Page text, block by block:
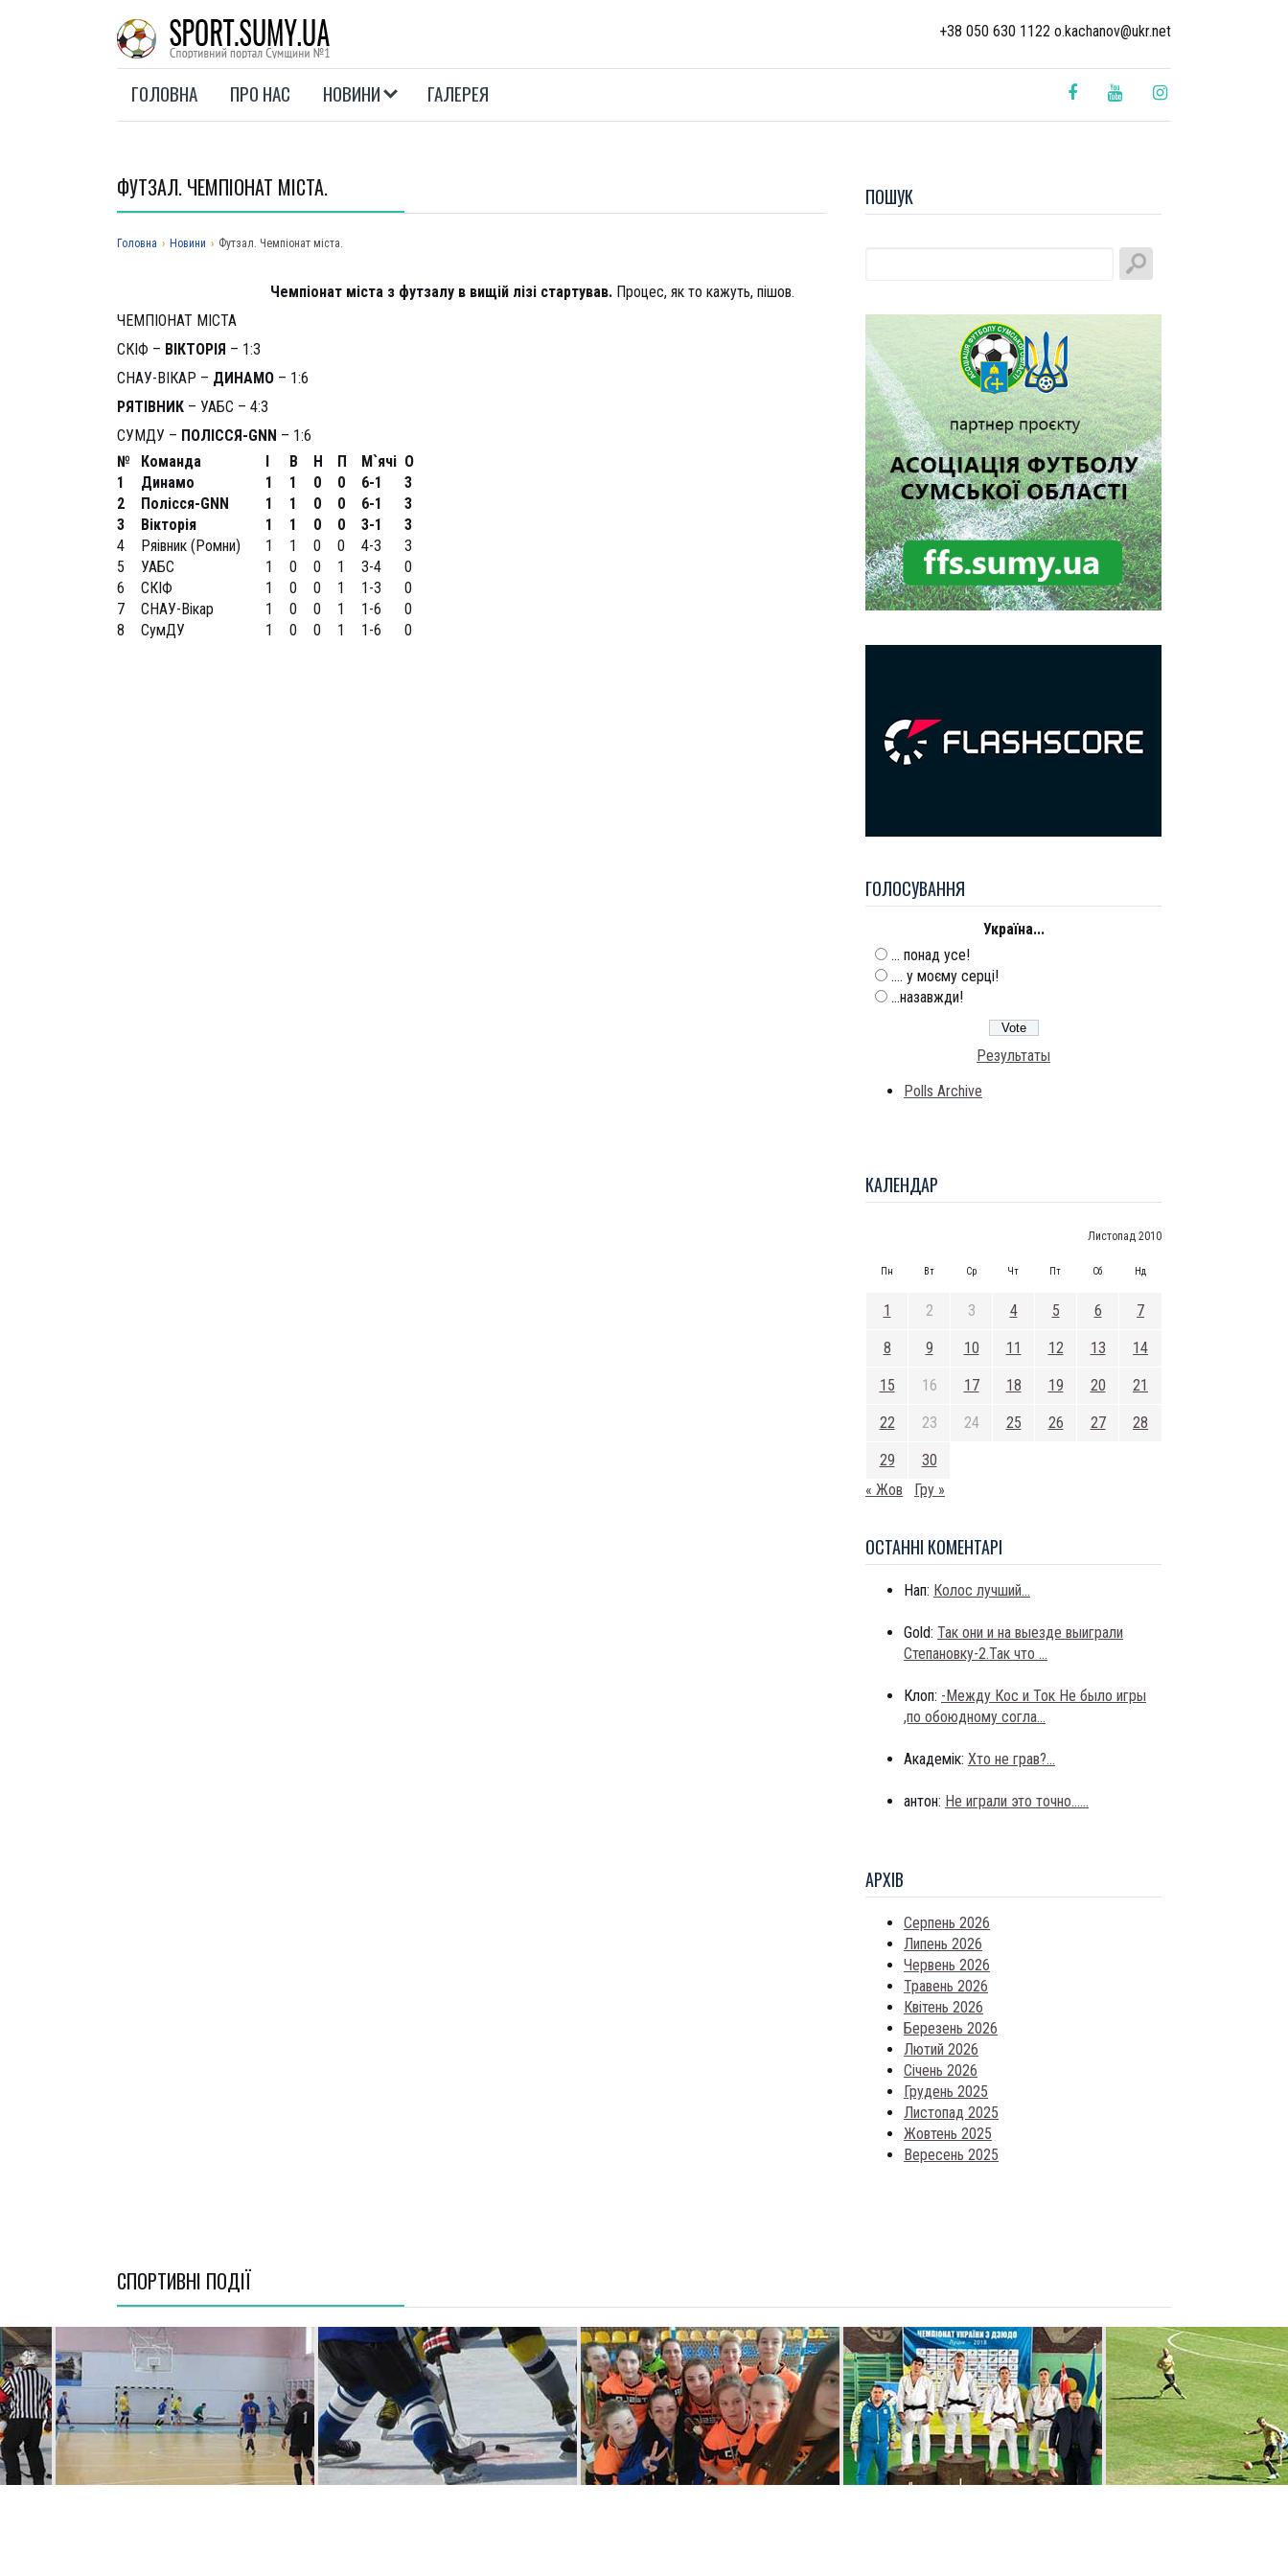
+38 050 630 1122 o.kachanov@ukr.net
ГОЛОВНА ПРО НАС НОВИНИ ГАЛЕРЕЯ
ПОШУК
ГОЛОСУВАННЯ
Україна...
... понад усе!
.... у моєму серці!
...назавжди!
Результаты
Polls Archive
КАЛЕНДАР
Листопад 2010
Пн Вт Ср Чт Пт Сб Нд
1 2 3 4 5 6 7
8 9 10 11 12 13 14
15 16 17 18 19 20 21
22 23 24 25 26 27 28
29
30
« Жов
Гру »
ОСТАННI КОМЕНТАРI
Нап: Колос лучший...
Gold: Так они и на выезде выиграли
Степановку-2.Так что ...
Клоп: -Между Кос и Ток Не было игры
,по обоюдному согла...
Академік: Хто не грав?...
антон: Не играли это точно......
АРХIВ
Серпень 2026
Липень 2026
Червень 2026
Травень 2026
Квітень 2026
Березень 2026
Лютий 2026
Січень 2026
Грудень 2025
Листопад 2025
Жовтень 2025
Вересень 2025
ФУТЗАЛ. ЧЕМПІОНАТ МІСТА.
Головна › Новини › Футзал. Чемпіонат міста.
Чемпіонат міста з футзалу в вищій лізі стартував. Процес, як то кажуть, пішов.
ЧЕМПІОНАТ МІСТА
СКІФ – ВІКТОРІЯ – 1:3
СНАУ-ВІКАР – ДИНАМО – 1:6
РЯТІВНИК – УАБС – 4:3
СУМДУ – ПОЛІССЯ-GNN – 1:6
№
Команда І В Н П М`ячі О
1
Динамо 1 1 0 0 6-1
3
2
Полісся-GNN 1 1 0 0 6-1
3
3
Вікторія 1 1 0 0 3-1
3
4
Ряівник (Ромни) 1 1 0 0 4-3
3
5
УАБС 1 0 0 1 3-4
0
6
СКІФ 1 0 0 1 1-3
0
7
СНАУ-Вікар 1 0 0 1 1-6
0
8
СумДУ 1 0 0 1 1-6 0
СПОРТИВНI ПОДІЇ